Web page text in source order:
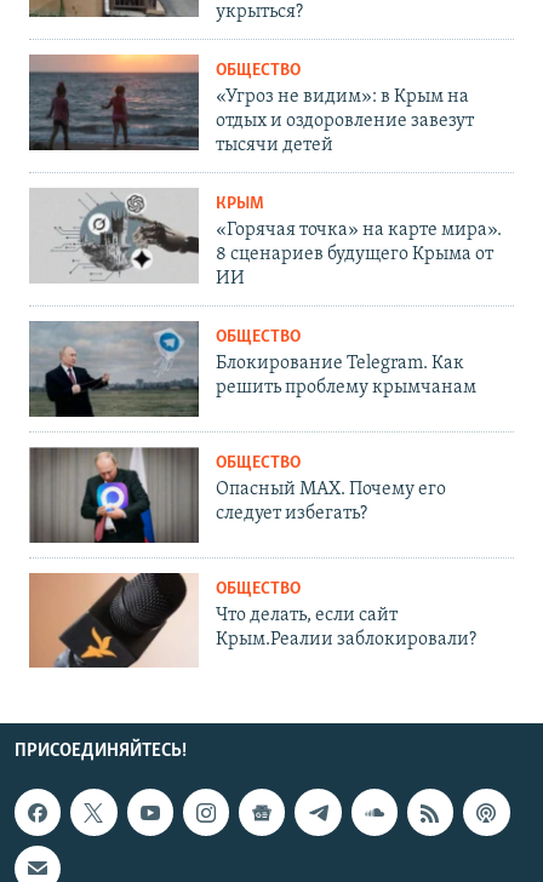
укрыться?
ОБЩЕСТВО
«Угроз не видим»: в Крым на
отдых и оздоровление завезут
тысячи детей
КРЫМ
«Горячая точка» на карте мира».
8 сценариев будущего Крыма от
ИИ
ОБЩЕСТВО
Блокирование Telegram. Как
решить проблему крымчанам
ОБЩЕСТВО
Опасный MAX. Почему его
следует избегать?
ОБЩЕСТВО
Что делать, если сайт
Крым.Реалии заблокировали?
ПРИСОЕДИНЯЙТЕСЬ!